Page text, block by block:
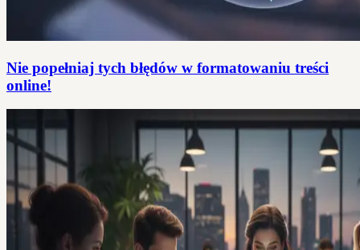
Nie popełniaj tych błędów w formatowaniu treści
online!